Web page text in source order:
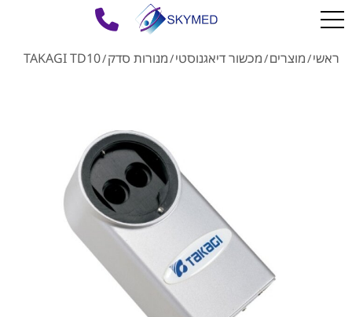
ראשי/מוצרים/מכשור דיאגנוסטי/מנורות סדק/
TAKAGI TD10